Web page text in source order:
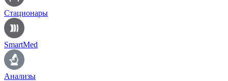
Стационары
SmartMed
Анализы